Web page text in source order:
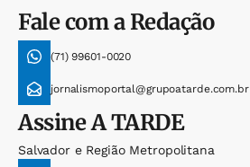
Fale com a Redação
(71) 99601-0020
jornalismoportal@grupoatarde.com.br
AssineA TARDE
Salvador e Região Metropolitana